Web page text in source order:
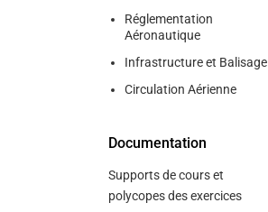
Réglementation
Aéronautique
Infrastructure et Balisage
Circulation Aérienne
Documentation
Supports de cours et
polycopes des exercices